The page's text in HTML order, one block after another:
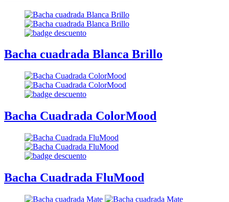
Bacha cuadrada Blanca Brillo
Bacha Cuadrada ColorMood
Bacha Cuadrada FluMood